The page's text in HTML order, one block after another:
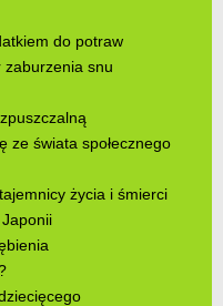
do potraw
zaburzenia snu
ze świata społecznego
życia i śmierci